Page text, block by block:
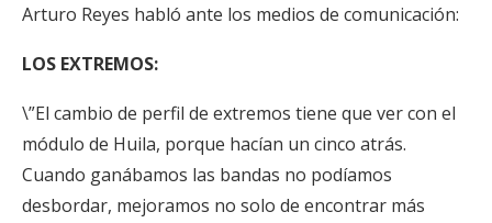
Arturo Reyes habló ante los medios de comunicación:
LOS EXTREMOS:
\”El cambio de perfil de extremos tiene que ver con el
módulo de Huila, porque hacían un cinco atrás.
Cuando ganábamos las bandas no podíamos
desbordar, mejoramos no solo de encontrar más